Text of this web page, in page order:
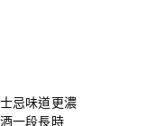
忌味道更濃
一段長時